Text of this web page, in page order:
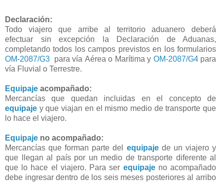
Declaración:
Todo viajero que arribe al territorio aduanero deberá
efectuar sin excepción la Declaración de Aduanas,
completando todos los campos previstos en los formularios
OM-2087/G3 para vía Aérea o Marítima y OM-2087/G4para
vía Fluvial o Terrestre.
Equipaje acompañado:
Mercancías que quedan incluidas en el concepto de
equipaje y que viajan en el mismo medio de transporte que
lo hace el viajero.
Equipaje no acompañado:
Mercancías que forman parte del equipajede un viajero y
que llegan al país por un medio de transporte diferente al
que lo hace el viajero. Para ser equipajeno acompañado
debe ingresar dentro de los seis meses posteriores al arribo